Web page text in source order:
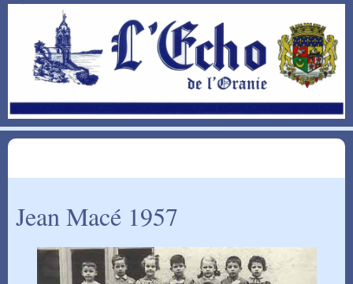
Jean Macé 1957